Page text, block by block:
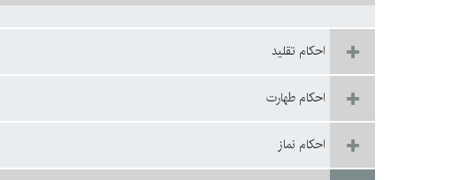
احكام تقليد
احکام طهارت
احكام نماز